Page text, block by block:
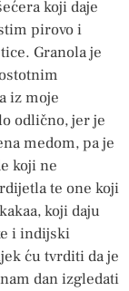
koji daje
pirovo i
Granola je
iz moje
odlično, jer je
medom, pa je
koji ne
te one koji
koji daju
i indijski
ću tvrditi da je
dan izgledati